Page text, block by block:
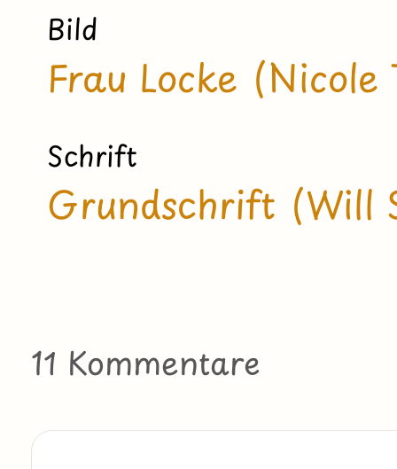
Bild
Frau Locke (Nicole
Schrift
Grundschrift (Will
11 Kommentare